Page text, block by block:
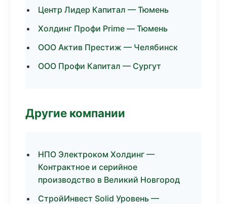
Центр Лидер Капитал — Тюмень
Холдинг Профи Prime — Тюмень
ООО Актив Престиж — Челябинск
ООО Профи Капитал — Сургут
Другие компании
НПО Электроком Холдинг —
Контрактное и серийное
производство в Великий Новгород
СтройИнвест Solid Уровень —